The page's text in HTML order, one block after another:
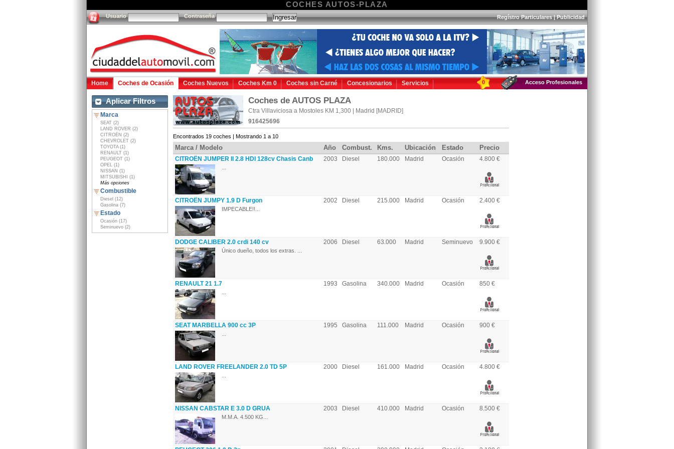
COCHES AUTOS-PLAZA
Usuario Contraseña Regístro Particulares|Publicidad
Home Coches de Ocasión Coches Nuevos Coches Km 0 Coches sin Carné Concesionarios Servicios 0 Acceso Profesionales
Aplicar Filtros
Marca
SEAT (2)
LAND ROVER (2)
CITROËN (2)
CHEVROLET (2)
TOYOTA (1)
RENAULT (1)
PEUGEOT (1)
OPEL (1)
NISSAN (1)
MITSUBISHI (1)
Más opciones
Combustible
Diesel (12)
Gasolina (7)
Estado
Ocasión (17)
Seminuevo (2)
Coches de AUTOS PLAZA
Ctra Villaviciosa a Mostoles KM 1,300 | Madrid [MADRID]
916425696
Encontrados 19 coches | Mostrando 1 a 10
Marca / Modelo Año Combust. Kms. Ubicación Estado Precio
CITROËN JUMPER II 2.8 HDI 128cv Chasis Canb 2003 Diesel 180.000 Madrid Ocasión 4.800 €
CITROËN JUMPY 1.9 D Furgon 2002 Diesel 215.000 Madrid Ocasión 2.400 €
IMPECABLE!!...
DODGE CALIBER 2.0 crdi 140 cv 2006 Diesel 63.000 Madrid Seminuevo 9.900 €
Único dueño, todos los extras. ...
RENAULT 21 1.7 1993 Gasolina 340.000 Madrid Ocasión 850 €
SEAT MARBELLA 900 cc 3P 1995 Gasolina 111.000 Madrid Ocasión 900 €
LAND ROVER FREELANDER 2.0 TD 5P 2000 Diesel 161.000 Madrid Ocasión 4.800 €
NISSAN CABSTAR E 3.0 D GRUA 2003 Diesel 410.000 Madrid Ocasión 8.500 €
M.M.A. 4.500 KG...